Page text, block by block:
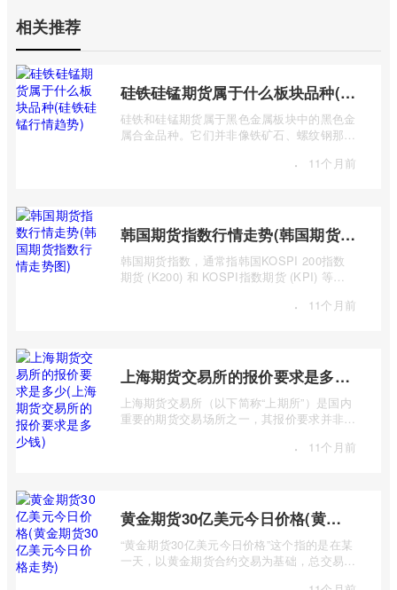
相关推荐
硅铁硅锰期货属于什么板块品种(硅铁硅锰行情趋势)
硅铁和硅锰期货属于黑色金属板块中的黑色金
属合金品种。它们并非像铁矿石、螺纹钢那样
· 11个月前
韩国期货指数行情走势(韩国期货指数行情走势图)
韩国期货指数，通常指韩国KOSPI 200指数
期货 (K200) 和 KOSPI指数期货 (KPI) 等主
· 11个月前
上海期货交易所的报价要求是多少(上海期货交易所的报价要求是多少钱)
上海期货交易所（以下简称“上期所”）是国内
重要的期货交易场所之一，其报价要求并非一
· 11个月前
黄金期货30亿美元今日价格(黄金期货30亿美元今日价格走势)
“黄金期货30亿美元今日价格”这个指的是在某
一天，以黄金期货合约交易为基础，总交易价